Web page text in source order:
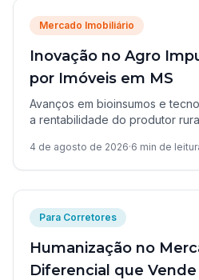
Mercado Imobiliário
Inovação no Agro
por Imóveis em MS
Avanços em bioinsumos e
a rentabilidade do produtor
Campo Grande e MS.
4 de agosto de 2026·6 min de
Para Corretores
Humanização no
Diferencial que Vende